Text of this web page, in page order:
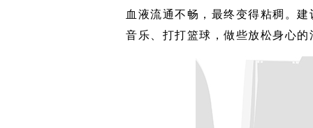
血液流通不畅，最终变得粘稠。
音乐、打打篮球，做些放松身心的